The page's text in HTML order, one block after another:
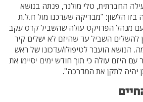
החברתית, טלי מולנר, פנתה בנושא
בזו הלשון: "מבדיקה שערכנו מול ח.ל.ת
מנהל הפרויקט עולה שהשביל קרס עקב
להשלים השביל עד שהיזם לא ישלים קיר
הנושא הועבר לטיפולו/עדכונו של ראש
עם היזם עולה כי תוך חודש ימים יסיימו את
יהיה לתקן את המדרכה".